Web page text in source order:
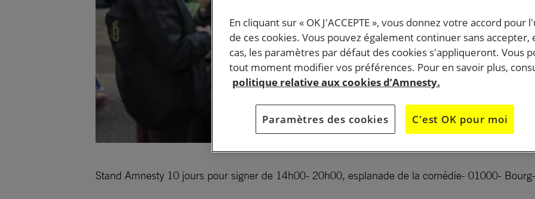
Stand Amnesty 10 jours pour signer de 14h00- 20h00, esplanade de la comédie- 01000-
En cliquant sur « OK J'ACCEPTE », vous donnez votre accord pour
de ces cookies. Vous pouvez également continuer sans accepter,
cas, les paramètres par défaut des cookies s'appliqueront. Vous
tout moment modifier vos préférences. Pour en savoir plus,
politique relative aux cookies d’Amnesty.
Paramètres des cookies C'est OK pour moi